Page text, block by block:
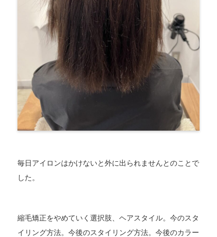
毎日アイロンはかけないと外に出られませんとのことで
した。
縮毛矯正をやめていく選択肢、ヘアスタイル。今のスタ
イリング方法。今後のスタイリング方法。今後のカラー